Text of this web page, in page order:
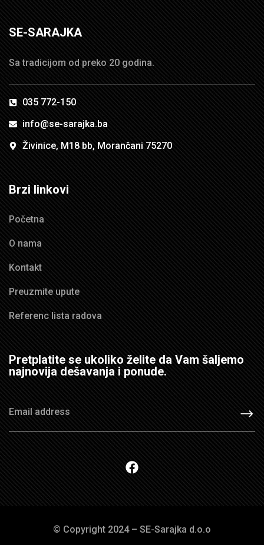
SE-SARAJKA
Sa tradicijom od preko 20 godina.
035 772-150
info@se-sarajka.ba
Živinice, M18 bb, Morančani 75270
Brzi linkovi
Početna
O nama
Kontakt
Preuzmite upute
Referenc lista radova
Pretplatite se ukoliko želite da Vam šaljemo
najnovija dešavanja i ponude.
© Copyright 2024 – SE-Sarajka d.o.o